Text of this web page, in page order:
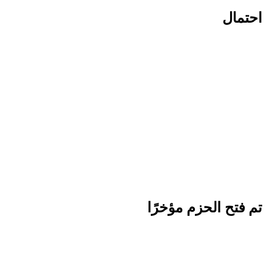
احتمال
تم فتح الحزم مؤخرًا